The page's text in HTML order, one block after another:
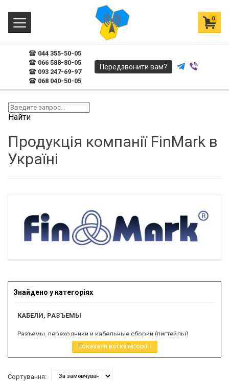
0
044 355-50-05
066 588-80-05
093 247-69-97
068 040-50-05
Передзвонити вам?
Найти
Продукція компанії FinMark в
Україні
Знайдено у категоріях
КАБЕЛИ, РАЗЪЕМЫ
Разъемы, переходники и кабельные сборки (пигтейлы)
Показати всі категорії ↓
Сортування: